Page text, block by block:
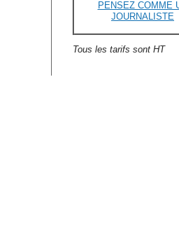
PENSEZ COMME
JOURNALISTE
Tous les tarifs sont HT